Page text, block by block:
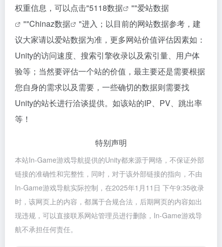
权重信息，可以点击"5118数据 ""爱站数据
""Chinaz数据
"进入；以目前的网站数据参考，建
议大家请以爱站数据为准，更多网站价值评估因素如：
Unity的访问速度、搜索引擎收录以及索引量、用户体
验等；当然要评估一个站的价值，最主要还是需要根据
您自身的需求以及需要，一些确切的数据则需要找
Unity的站长进行洽谈提供。如该站的IP、PV、跳出率
等！
特别声明
本站In-Game游戏导航提供的Unity都来源于网络，不保证外部
链接的准确性和完整性，同时，对于该外部链接的指向，不由
In-Game游戏导航实际控制，在2025年1月11日 下午9:35收录
时，该网页上的内容，都属于合规合法，后期网页的内容如出
现违规，可以直接联系网站管理员进行删除，In-Game游戏导
航不承担任何责任。